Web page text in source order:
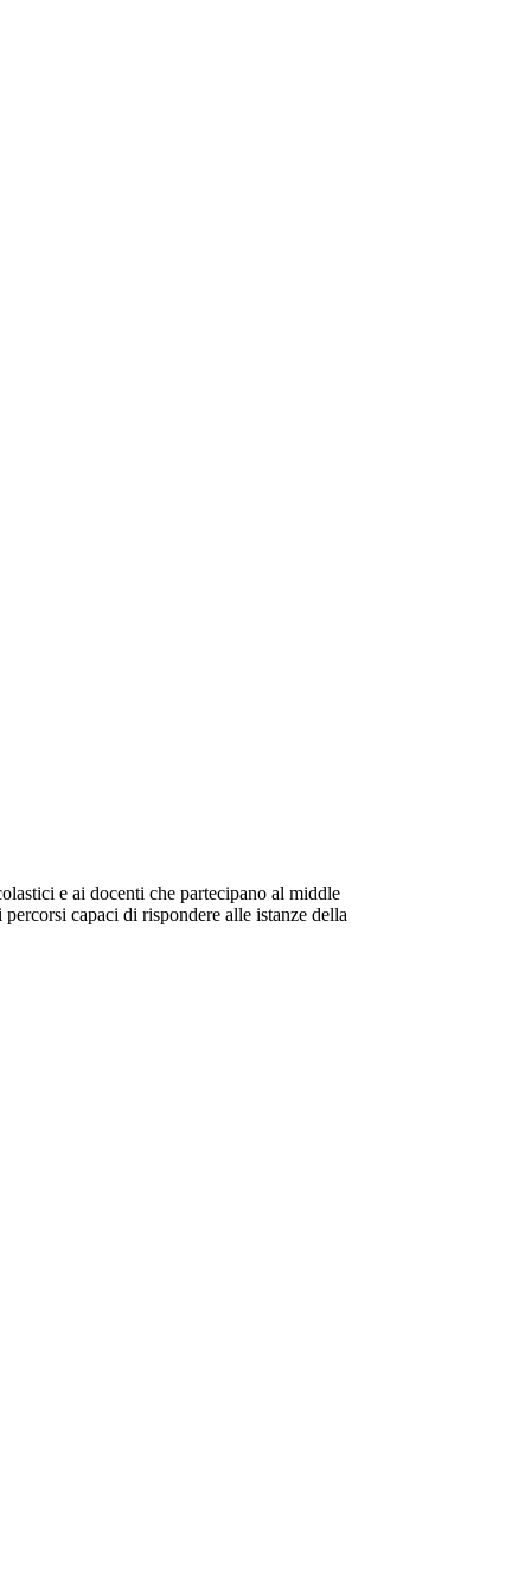
e ai docenti che partecipano al middle
capaci di rispondere alle istanze della